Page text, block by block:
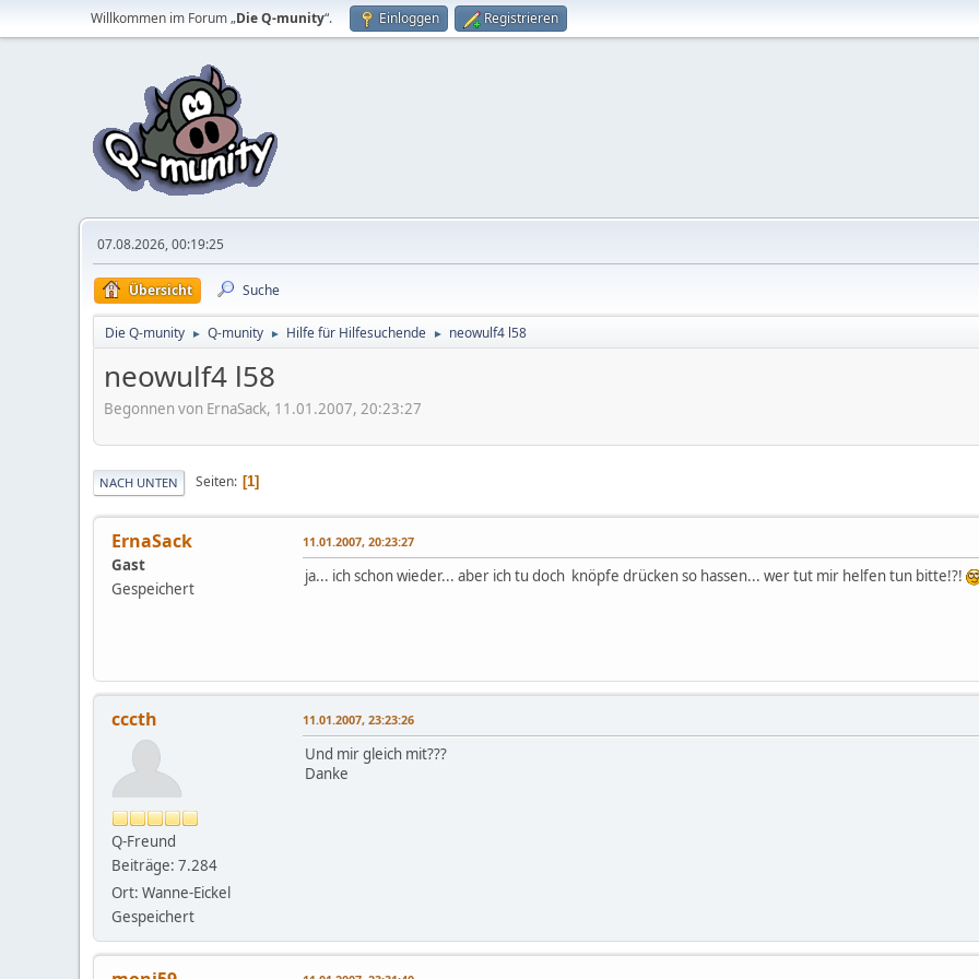
Willkommen im Forum „Die Q-munity“. Einloggen Registrieren
07.08.2026, 00:19:25
Übersicht Suche
Die Q-munity ► Q-munity ► Hilfe für Hilfesuchende ► neowulf4 l58
neowulf4 l58
Begonnen von ErnaSack, 11.01.2007, 20:23:27
NACH UNTEN Seiten 1
ErnaSack
Gast
Gespeichert
11.01.2007, 20:23:27
ja... ich schon wieder... aber ich tu doch knöpfe drücken so hassen... wer tut mir helfen tun bitte!?!
cccth
Q-Freund
Beiträge: 7.284
Ort: Wanne-Eickel
Gespeichert
11.01.2007, 23:23:26
Und mir gleich mit???
Danke